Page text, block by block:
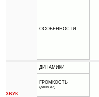
ОСОБЕННОСТИ
ЗВУК
ДИНАМИКИ
ГРОМКОСТЬ
(децибел)